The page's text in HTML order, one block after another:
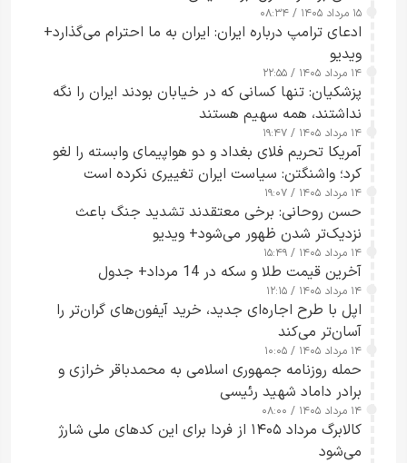
۱۵ مرداد ۱۴۰۵ / ۰۸:۳۴
ادعای ترامپ درباره ایران: ایران به ما احترام می‌گذارد+
ویدیو
۱۴ مرداد ۱۴۰۵ / ۲۲:۵۵
پزشکیان: تنها کسانی که در خیابان بودند ایران را نگه
نداشتند، همه سهیم هستند
۱۴ مرداد ۱۴۰۵ / ۱۹:۴۷
آمریکا تحریم فلای بغداد و دو هواپیمای وابسته را لغو
کرد؛ واشنگتن: سیاست ایران تغییری نکرده است
۱۴ مرداد ۱۴۰۵ / ۱۹:۰۷
حسن روحانی: برخی معتقدند تشدید جنگ باعث
نزدیک‌تر شدن ظهور می‌شود+ ویدیو
۱۴ مرداد ۱۴۰۵ / ۱۵:۴۹
آخرین قیمت طلا و سکه در 14 مرداد+ جدول
۱۴ مرداد ۱۴۰۵ / ۱۲:۱۵
اپل با طرح اجاره‌ای جدید، خرید آیفون‌های گران‌تر را
آسان‌تر می‌کند
۱۴ مرداد ۱۴۰۵ / ۱۰:۰۵
حمله روزنامه جمهوری اسلامی به محمدباقر خرازی و
برادر داماد شهید رئیسی
۱۴ مرداد ۱۴۰۵ / ۰۸:۰۰
کالابرگ مرداد ۱۴۰۵ از فردا برای این کدهای ملی شارژ
می‌شود